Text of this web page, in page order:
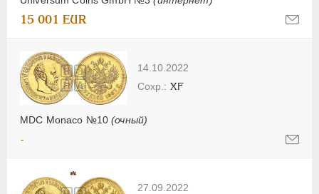
15 001 EUR
14.10.2022
MDC Monaco №10(очный)
XF
-
27.09.2022